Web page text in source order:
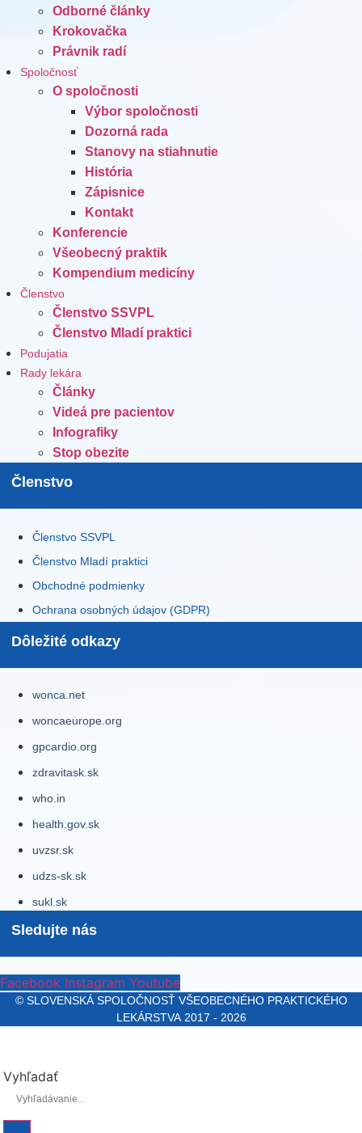
Odborné články
Krokovačka
Právnik radí
Spoločnosť
O spoločnosti
Výbor spoločnosti
Dozorná rada
Stanovy na stiahnutie
História
Zápisnice
Kontakt
Konferencie
Všeobecný praktik
Kompendium medicíny
Členstvo
Členstvo SSVPL
Členstvo Mladí praktici
Podujatia
Rady lekára
Články
Videá pre pacientov
Infografiky
Stop obezite
Členstvo
Členstvo SSVPL
Členstvo Mladí praktici
Obchodné podmienky
Ochrana osobných údajov (GDPR)
Dôležité odkazy
wonca.net
woncaeurope.org
gpcardio.org
zdravitask.sk
who.in
health.gov.sk
uvzsr.sk
udzs-sk.sk
sukl.sk
Sledujte nás
Facebook Instagram Youtube
© SLOVENSKÁ SPOLOČNOSŤ VŠEOBECNÉHO PRAKTICKÉHO
LEKÁRSTVA 2017 - 2026
Vyhľadať